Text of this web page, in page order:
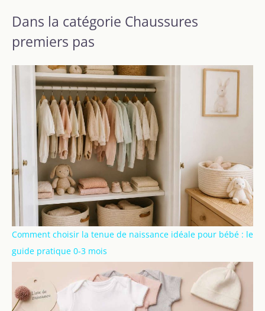
Dans la catégorie Chaussures
premiers pas
Comment choisir la tenue de naissance idéale pour bébé : le
guide pratique 0-3 mois